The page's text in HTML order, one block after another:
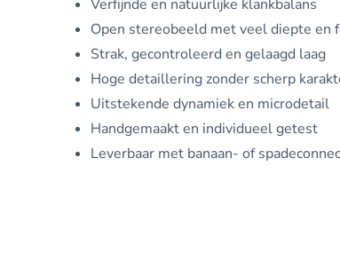
Verfijnde en natuurlijke klankbalans
Open stereobeeld met veel diepte en
Strak, gecontroleerd en gelaagd laag
Hoge detaillering zonder scherp
Uitstekende dynamiek en microdetail
Handgemaakt en individueel getest
Leverbaar met banaan- of